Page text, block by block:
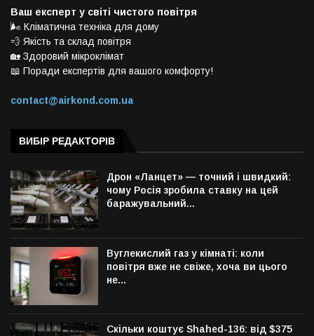
Ваш експерт у світі чистого повітря
🌬️ Кліматична техніка для дому
💨 Якість та склад повітря
🏡 Здоровий мікроклімат
📖 Поради експертів для вашого комфорту!
contact@airkond.com.ua
ВИБІР РЕДАКТОРІВ
Дрон «Ланцет» — точний і швидкий:
чому Росія зробила ставку на цей
баражувальний...
Вуглекислий газ у кімнаті: коли
повітря вже не свіже, хоча ви цього
не...
Скільки коштує Shahed-136: від $375